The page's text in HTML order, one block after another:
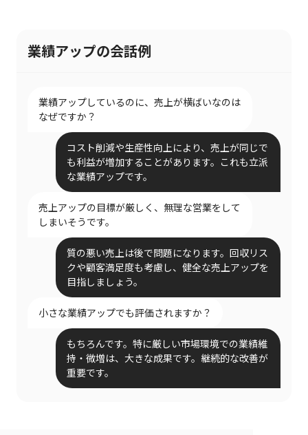
業績アップの会話例
業績アップしているのに、売上が横ばいなのは
なぜですか？
コスト削減や生産性向上により、売上が同じで
も利益が増加することがあります。これも立派
な業績アップです。
売上アップの目標が厳しく、無理な営業をして
しまいそうです。
質の悪い売上は後で問題になります。回収リス
クや顧客満足度も考慮し、健全な売上アップを
目指しましょう。
小さな業績アップでも評価されますか？
もちろんです。特に厳しい市場環境での業績維
持・微増は、大きな成果です。継続的な改善が
重要です。